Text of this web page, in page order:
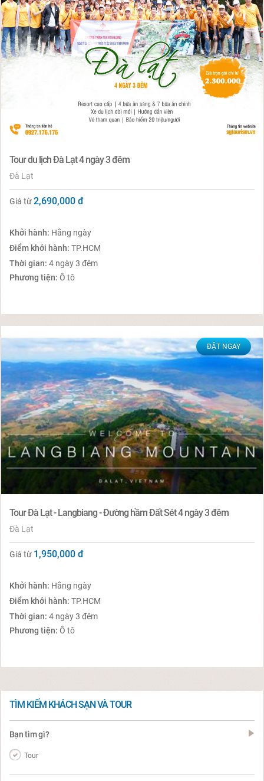
Tour du lịch Đà Lạt 4 ngày 3 đêm
Đà Lạt
Giá từ2,690,000 đ
Khởi hành: Hằng ngày
Điểm khởi hành: TP.HCM
Thời gian: 4 ngày 3 đêm
Phương tiện: Ô tô
Tour Đà Lạt - Langbiang - Đường hầm Đất Sét 4 ngày 3 đêm
Đà Lạt
Giá từ 1,950,000 đ
Khởi hành: Hằng ngày
Điểm khởi hành: TP.HCM
Thời gian: 4 ngày 3 đêm
Phương tiện: Ô tô
ĐẶT NGAY
TÌM KIẾM KHÁCH SẠN VÀ TOUR
Bạn tìm gì?
Tour